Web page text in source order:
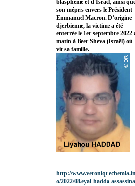
blasphème et d'Israël, ainsi que
son mépris envers le Président
Emmanuel Macron. D’origine
djerbienne, la victime a été
enterrée le 1er septembre 2022
matin à Beer Sheva (Israël) où
vit sa famille.
http://
o/2022/08/eyal-hadda-